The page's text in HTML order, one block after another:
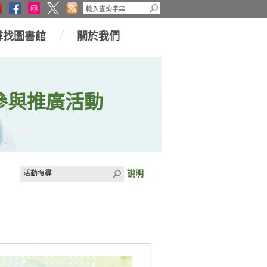
找圖書館 關於我們
與推廣活動
說明